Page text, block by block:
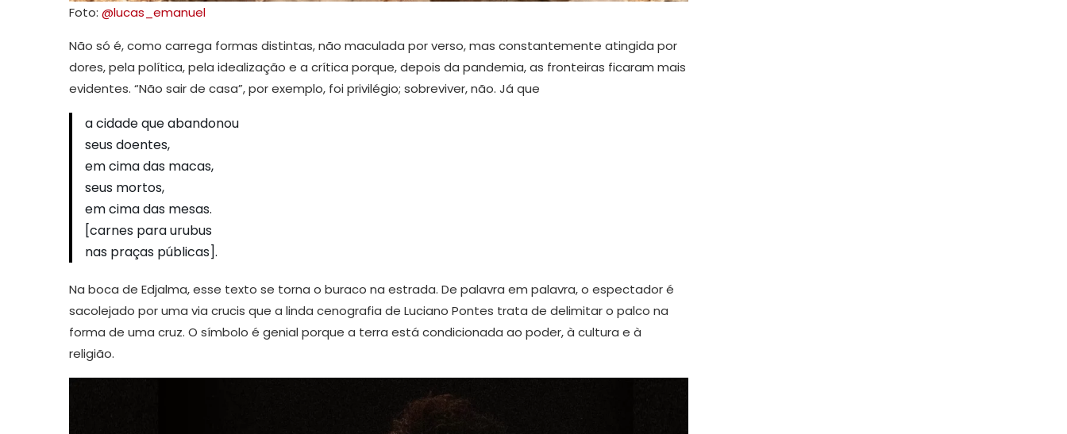
Foto: @lucas_emanuel
Não só é, como carrega formas distintas, não maculada por verso, mas constantemente atingida por
dores, pela política, pela idealização e a crítica porque, depois da pandemia, as fronteiras ficaram mais
evidentes. “Não sair de casa”, por exemplo, foi privilégio; sobreviver, não. Já que
a cidade que abandonou
seus doentes,
em cima das macas,
seus mortos,
em cima das mesas.
[carnes para urubus
nas praças públicas].
Na boca de Edjalma, esse texto se torna o buraco na estrada. De palavra em palavra, o espectador é
sacolejado por uma via crucis que a linda cenografia de Luciano Pontes trata de delimitar o palco na
forma de uma cruz. O símbolo é genial porque a terra está condicionada ao poder, à cultura e à
religião.